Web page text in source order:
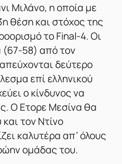
Μιλάνο, η οποία με
θέση και στόχος της
το Final-4. Οι
(67-58) από τον
δεύτερο
επί ελληνικού
ο κίνδυνος να
Ο Ετορε Μεσίνα θα
τον Ντίνο
καλυτέρα απ’ όλους
ομάδας του.